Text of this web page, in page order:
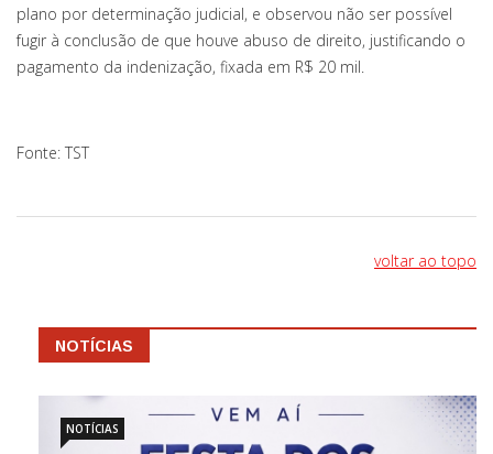
plano por determinação judicial, e observou não ser possível
fugir à conclusão de que houve abuso de direito, justificando o
pagamento da indenização, fixada em R$ 20 mil.
Fonte: TST
voltar ao topo
NOTÍCIAS
NOTÍCIAS